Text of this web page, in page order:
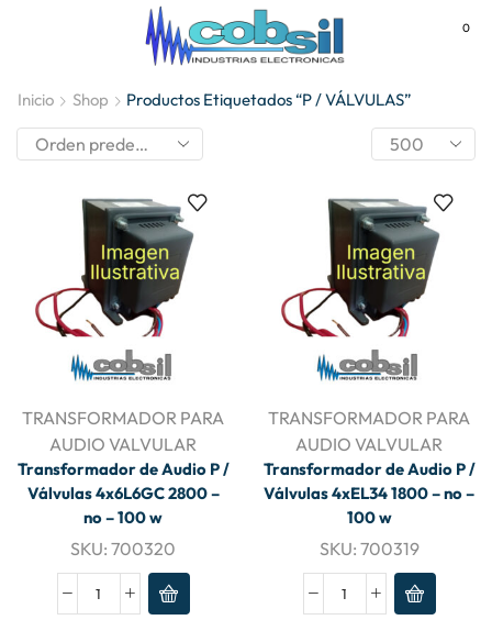
0
Inicio Shop Productos Etiquetados “P / VÁLVULAS”
TRANSFORMADOR PARA
AUDIO VALVULAR
Transformador de Audio P /
Válvulas 4x6L6GC 2800 –
no – 100 w
SKU: 700320
TRANSFORMADOR PARA
AUDIO VALVULAR
Transformador de Audio P /
Válvulas 4xEL34 1800 – no –
100 w
SKU: 700319